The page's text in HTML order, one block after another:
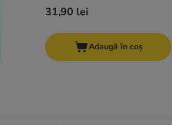
31,90 lei
Adaugă în coș